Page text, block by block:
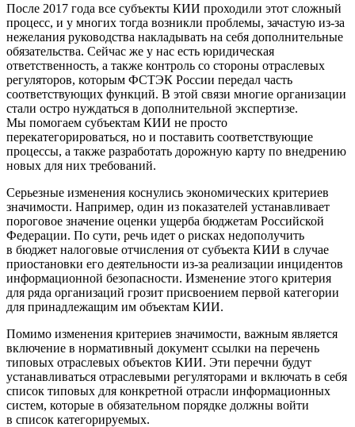
После 2017 года все субъекты КИИ проходили этот сложный
процесс, и у многих тогда возникли проблемы, зачастую из-за
нежелания руководства накладывать на себя дополнительные
обязательства. Сейчас же у нас есть юридическая
ответственность, а также контроль со стороны отраслевых
регуляторов, которым ФСТЭК России передал часть
соответствующих функций. В этой связи многие организации
стали остро нуждаться в дополнительной экспертизе.
Мы помогаем субъектам КИИ не просто
перекатегорироваться, но и поставить соответствующие
процессы, а также разработать дорожную карту по внедрению
новых для них требований.
Серьезные изменения коснулись экономических критериев
значимости. Например, один из показателей устанавливает
пороговое значение оценки ущерба бюджетам Российской
Федерации. По сути, речь идет о рисках недополучить
в бюджет налоговые отчисления от субъекта КИИ в случае
приостановки его деятельности из-за реализации инцидентов
информационной безопасности. Изменение этого критерия
для ряда организаций грозит присвоением первой категории
для принадлежащим им объектам КИИ.
Помимо изменения критериев значимости, важным является
включение в нормативный документ ссылки на перечень
типовых отраслевых объектов КИИ. Эти перечни будут
устанавливаться отраслевыми регуляторами и включать в себя
список типовых для конкретной отрасли информационных
систем, которые в обязательном порядке должны войти
в список категорируемых.